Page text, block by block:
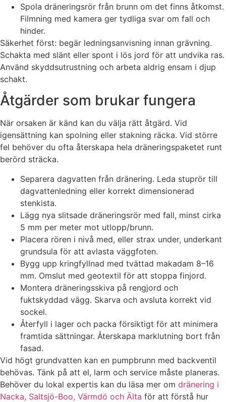
Spola dräneringsrör från brunn om det finns åtkomst.
Filmning med kamera ger tydliga svar om fall och
hinder.
Säkerhet först: begär ledningsanvisning innan grävning.
Schakta med slänt eller spont i lös jord för att undvika ras.
Använd skyddsutrustning och arbeta aldrig ensam i djup
schakt.
Åtgärder som brukar fungera
När orsaken är känd kan du välja rätt åtgärd. Vid
igensättning kan spolning eller stakning räcka. Vid större
fel behöver du ofta återskapa hela dräneringspaketet runt
berörd sträcka.
Separera dagvatten från dränering. Leda stuprör till
dagvattenledning eller korrekt dimensionerad
stenkista.
Lägg nya slitsade dräneringsrör med fall, minst cirka
5 mm per meter mot utlopp/brunn.
Placera rören i nivå med, eller strax under, underkant
grundsula för att avlasta väggfoten.
Bygg upp kringfyllnad med tvättad makadam 8–16
mm. Omslut med geotextil för att stoppa finjord.
Montera dräneringsskiva på rengjord och
fuktskyddad vägg. Skarva och avsluta korrekt vid
sockel.
Återfyll i lager och packa försiktigt för att minimera
framtida sättningar. Återskapa marklutning bort från
fasad.
Vid högt grundvatten kan en pumpbrunn med backventil
behövas. Tänk på att el, larm och service måste planeras.
Behöver du lokal expertis kan du läsa mer om dränering i
Nacka, Saltsjö-Boo, Värmdö och Älta för att förstå hur